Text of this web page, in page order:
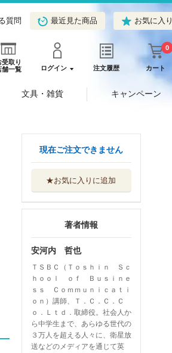
質問 最近見た商品 お気に入り
受取り
舗一覧
ログイン 注文履歴 カート
0
文具・雑貨 キャンペーン
現在ご注文できません
★お気に入りに追加
著者情報
安河内 哲也
ＴＳＢＣ（Ｔｏｓｈｉｎ Ｓｃ
ｈｏｏｌ ｏｆ Ｂｕｓｉｎｅ
ｓｓ Ｃｏｍｍｕｎｉｃａｔｉ
ｏｎ）講師、Ｔ．Ｃ．Ｃ．Ｃ
ｏ．Ｌｔｄ．取締役。社会人か
ら中学生まで、あらゆる世代の
３万人を超える人々に、衛星放
送などのメディアを通じて英